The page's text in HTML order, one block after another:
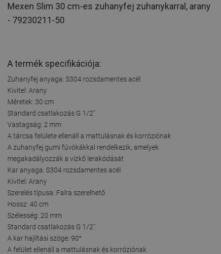
Mexen Slim 30 cm-es zuhanyfej zuhanykarral, arany
- 79230211-50
A termék specifikációja:
Zuhanyfej anyaga: S304 rozsdamentes acél
Kivitel: Arany
Méretek: 30 cm
Standard csatlakozás G 1/2"
Vastagság: 2 mm
A tárcsa felülete ellenáll a mattulásnak és korróziónak
A zuhanyfej gumi fúvókákkal rendelkezik, amelyek
megakadályozzák a vízkő lerakódását
Kar anyaga: S304 rozsdamentes acél
Kivitel: Arany
Szerelés típusa: Falra szerelhető
Hossz: 40 cm
Szélesség: 20 mm
Standard csatlakozás G 1/2"
A kar hajlítási szöge: 90°
A felület ellenáll a mattulásnak és korróziónak